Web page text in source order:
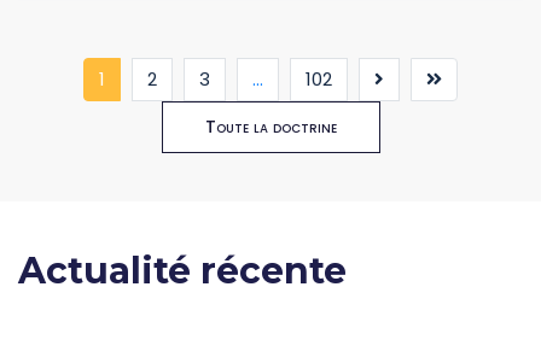
1 (current)
2 3 ... 102
Toute la doctrine
Actualité récente